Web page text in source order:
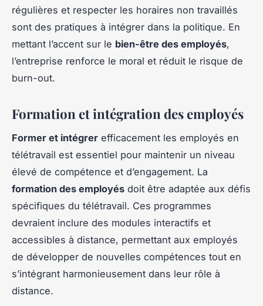
régulières et respecter les horaires non travaillés
sont des pratiques à intégrer dans la politique. En
mettant l’accent sur le bien-être des employés,
l’entreprise renforce le moral et réduit le risque de
burn-out.
Formation et intégration des employés
Former et intégrer efficacement les employés en
télétravail est essentiel pour maintenir un niveau
élevé de compétence et d’engagement. La
formation des employés doit être adaptée aux défis
spécifiques du télétravail. Ces programmes
devraient inclure des modules interactifs et
accessibles à distance, permettant aux employés
de développer de nouvelles compétences tout en
s’intégrant harmonieusement dans leur rôle à
distance.